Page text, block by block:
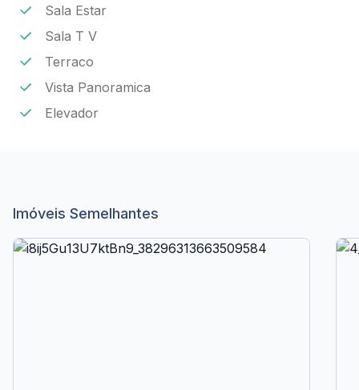
Sala Estar
Sala T V
Terraco
Vista Panoramica
Elevador
Imóveis Semelhantes